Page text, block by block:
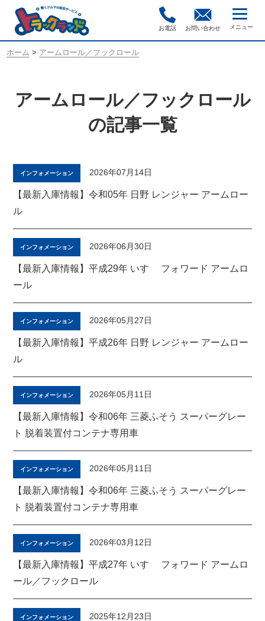
お電話 お問い合わせ
ホーム > アームロール／フックロール
アームロール／フックロール
の記事一覧
インフォメーション 2026年07月14日
【最新入庫情報】令和05年 日野 レンジャー アームロー
ル
インフォメーション 2026年06月30日
【最新入庫情報】平成29年 いすゞ フォワード アームロ
ール
インフォメーション 2026年05月27日
【最新入庫情報】平成26年 日野 レンジャー アームロー
ル
インフォメーション 2026年05月11日
【最新入庫情報】令和06年 三菱ふそう スーパーグレー
ト 脱着装置付コンテナ専用車
インフォメーション 2026年05月11日
【最新入庫情報】令和06年 三菱ふそう スーパーグレー
ト 脱着装置付コンテナ専用車
インフォメーション 2026年03月12日
【最新入庫情報】平成27年 いすゞ フォワード アームロ
ール／フックロール
インフォメーション 2025年12月23日